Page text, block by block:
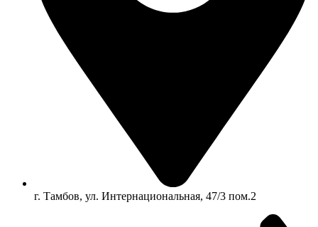
г. Тамбов, ул. Интернациональная, 47/3 пом.2